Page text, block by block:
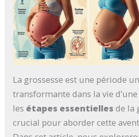
La grossesse est une période
transformante dans la vie
les étapes essentielles de la
crucial pour aborder cette